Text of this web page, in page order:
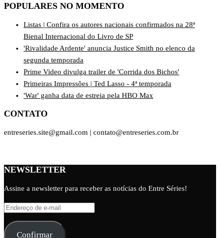
POPULARES NO MOMENTO
Listas | Confira os autores nacionais confirmados na 28ª
Bienal Internacional do Livro de SP
'Rivalidade Ardente' anuncia Justice Smith no elenco da
segunda temporada
Prime Video divulga trailer de 'Corrida dos Bichos'
Primeiras Impressões | Ted Lasso - 4ª temporada
'War' ganha data de estreia pela HBO Max
CONTATO
entreseries.site@gmail.com | contato@entreseries.com.br
NEWSLETTER
Assine a newsletter para receber as notícias do Entre Séries!
Endereço
e-
Confirmar